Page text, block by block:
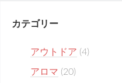
カテゴリー
アウトドア (4)
アロマ (20)